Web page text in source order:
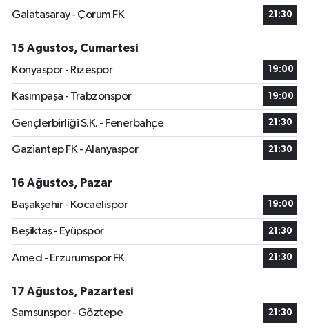
Galatasaray - Çorum FK
21:30
15 Ağustos, Cumartesi
Konyaspor - Rizespor
19:00
Kasımpaşa - Trabzonspor 19:00
Gençlerbirliği S.K. - Fenerbahçe 21:30
Gaziantep FK - Alanyaspor 21:30
16 Ağustos, Pazar
Başakşehir - Kocaelispor
19:00
Beşiktaş - Eyüpspor 21:30
Amed - Erzurumspor FK 21:30
17 Ağustos, Pazartesi
Samsunspor - Göztepe
21:30